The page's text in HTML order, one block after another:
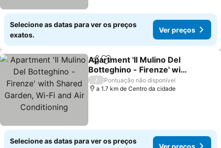
Selecione as datas para ver os preços
exatos.
Ver preços
PartilharAdicionar aos favoritos
Apartment 'Il Mulino Del
Botteghino - Firenze' with
Shared Garden, Wi-Fi and
Air Conditioning
/
Pontuação não disponível
a 1.7 km de Centro da cidade
Selecione as datas para ver os preços
Ver preços